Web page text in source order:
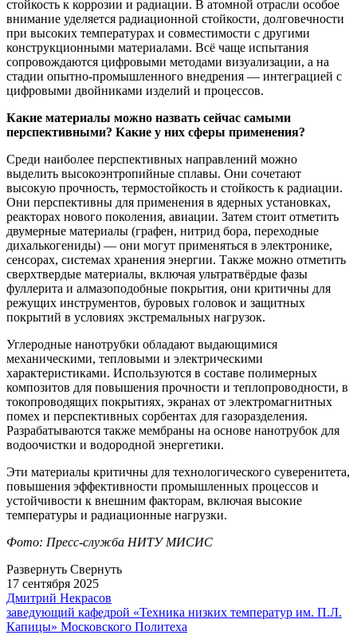
стойкость к коррозии и радиации. В атомной отрасли особое
внимание уделяется радиационной стойкости, долговечности
при высоких температурах и совместимости с другими
конструкционными материалами. Всё чаще испытания
сопровождаются цифровыми методами визуализации, а на
стадии опытно-промышленного внедрения — интеграцией с
цифровыми двойниками изделий и процессов.
Какие материалы можно назвать сейчас самыми
перспективными? Какие у них сферы применения?
Среди наиболее перспективных направлений можно
выделить высокоэнтропийные сплавы. Они сочетают
высокую прочность, термостойкость и стойкость к радиации.
Они перспективны для применения в ядерных установках,
реакторах нового поколения, авиации. Затем стоит отметить
двумерные материалы (графен, нитрид бора, переходные
дихалькогениды) — они могут применяться в электронике,
сенсорах, системах хранения энергии. Также можно отметить
сверхтвердые материалы, включая ультратвёрдые фазы
фуллерита и алмазоподобные покрытия, они критичны для
режущих инструментов, буровых головок и защитных
покрытий в условиях экстремальных нагрузок.
Углеродные нанотрубки обладают выдающимися
механическими, тепловыми и электрическими
характеристиками. Используются в составе полимерных
композитов для повышения прочности и теплопроводности, в
токопроводящих покрытиях, экранах от электромагнитных
помех и перспективных сорбентах для газоразделения.
Разрабатываются также мембраны на основе нанотрубок для
водоочистки и водородной энергетики.
Эти материалы критичны для технологического суверенитета,
повышения эффективности промышленных процессов и
устойчивости к внешним факторам, включая высокие
температуры и радиационные нагрузки.
Фото: Пресс-служба НИТУ МИСИС
Развернуть Свернуть
17 сентября 2025
Дмитрий Некрасов
заведующий кафедрой «Техника низких температур им. П.Л.
Капицы» Московского Политеха